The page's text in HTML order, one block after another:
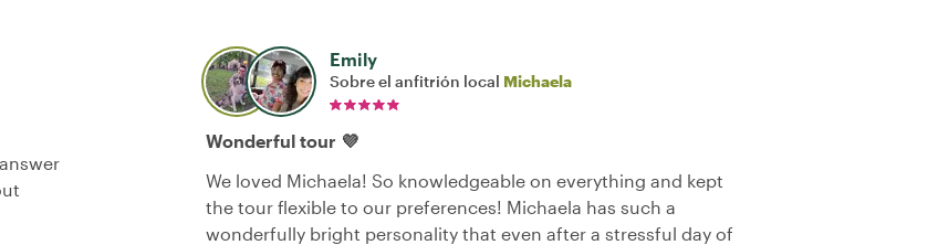
Emily
Sobre el anfitrión local Michaela
Wonderful tour 💜
We loved Michaela! So knowledgeable on everything and kept
the tour flexible to our preferences! Michaela has such a
wonderfully bright personality that even after a stressful day of